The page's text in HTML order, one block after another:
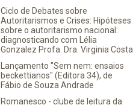
Ciclo de Debates sobre
Autoritarismos e Crises: Hipóteses
sobre o autoritarismo nacional:
diagnosticando com Lélia
Gonzalez Profa. Dra. Virginia Costa
Lançamento "Sem nem: ensaios
beckettianos" (Editora 34), de
Fábio de Souza Andrade
Romanesco - clube de leitura da